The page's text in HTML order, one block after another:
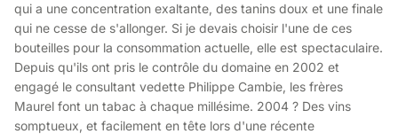
qui a une concentration exaltante, des tanins doux et une finale
qui ne cesse de s'allonger. Si je devais choisir l'une de ces
bouteilles pour la consommation actuelle, elle est spectaculaire.
Depuis qu'ils ont pris le contrôle du domaine en 2002 et
engagé le consultant vedette Philippe Cambie, les frères
Maurel font un tabac à chaque millésime. 2004 ? Des vins
somptueux, et facilement en tête lors d'une récente